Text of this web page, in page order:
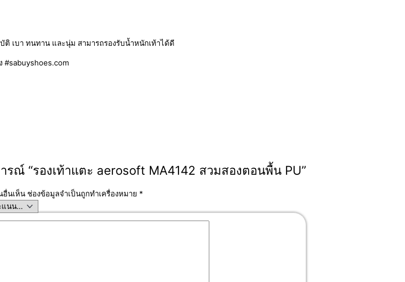
เบา ทนทาน และนุ่ม สามารถรองรับน้ำหนักเท้าได้ดี
#sabuyshoes.com
รณ์ “รองเท้าแตะ aerosoft MA4142 สวมสองตอนพื้น PU”
อื่นเห็น ช่องข้อมูลจำเป็นถูกทำเครื่องหมาย *